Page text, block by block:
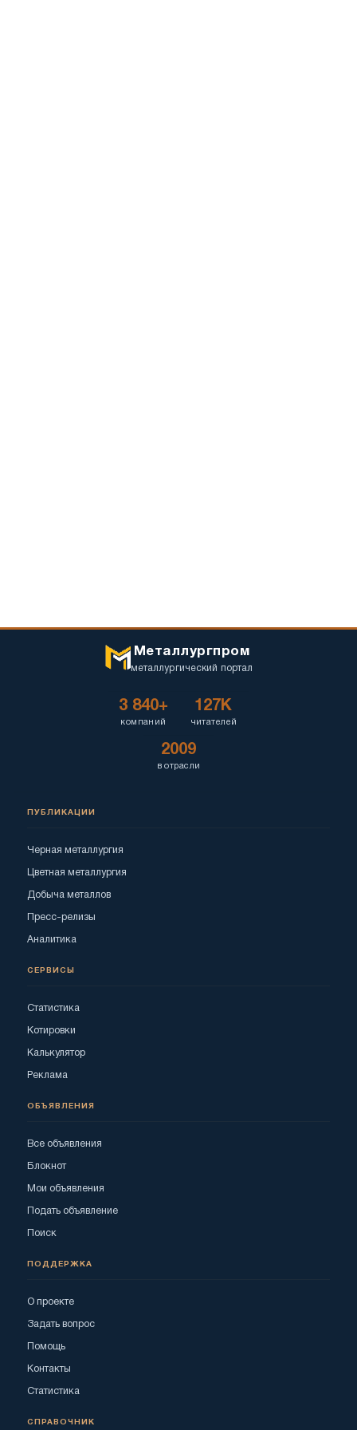
Металлургпром
металлургический портал
3 840+
компаний
127K
читателей
2009
в отрасли
ПУБЛИКАЦИИ
Черная металлургия
Цветная металлургия
Добыча металлов
Пресс-релизы
Аналитика
СЕРВИСЫ
Статистика
Котировки
Калькулятор
Реклама
ОБЪЯВЛЕНИЯ
Все объявления
Блокнот
Мои объявления
Подать объявление
Поиск
ПОДДЕРЖКА
О проекте
Задать вопрос
Помощь
Контакты
Статистика
СПРАВОЧНИК